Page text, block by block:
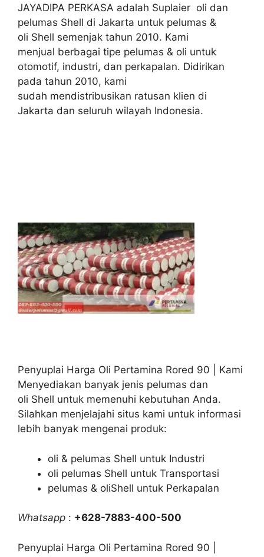
JAYADIPA PERKASA adalah Suplaier oli dan
pelumas Shell di Jakarta untuk pelumas &
oli Shell semenjak tahun 2010. Kami
menjual berbagai tipe pelumas & oli untuk
otomotif, industri, dan perkapalan. Didirikan
pada tahun 2010, kami
sudah mendistribusikan ratusan klien di
Jakarta dan seluruh wilayah Indonesia.
Penyuplai Harga Oli Pertamina Rored 90 | Kami
Menyediakan banyak jenis pelumas dan
oli Shell untuk memenuhi kebutuhan Anda.
Silahkan menjelajahi situs kami untuk informasi
lebih banyak mengenai produk:
oli & pelumas Shell untuk Industri
oli pelumas Shell untuk Transportasi
pelumas & oliShell untuk Perkapalan
Whatsapp : +628-7883-400-500
Penyuplai Harga Oli Pertamina Rored 90 |